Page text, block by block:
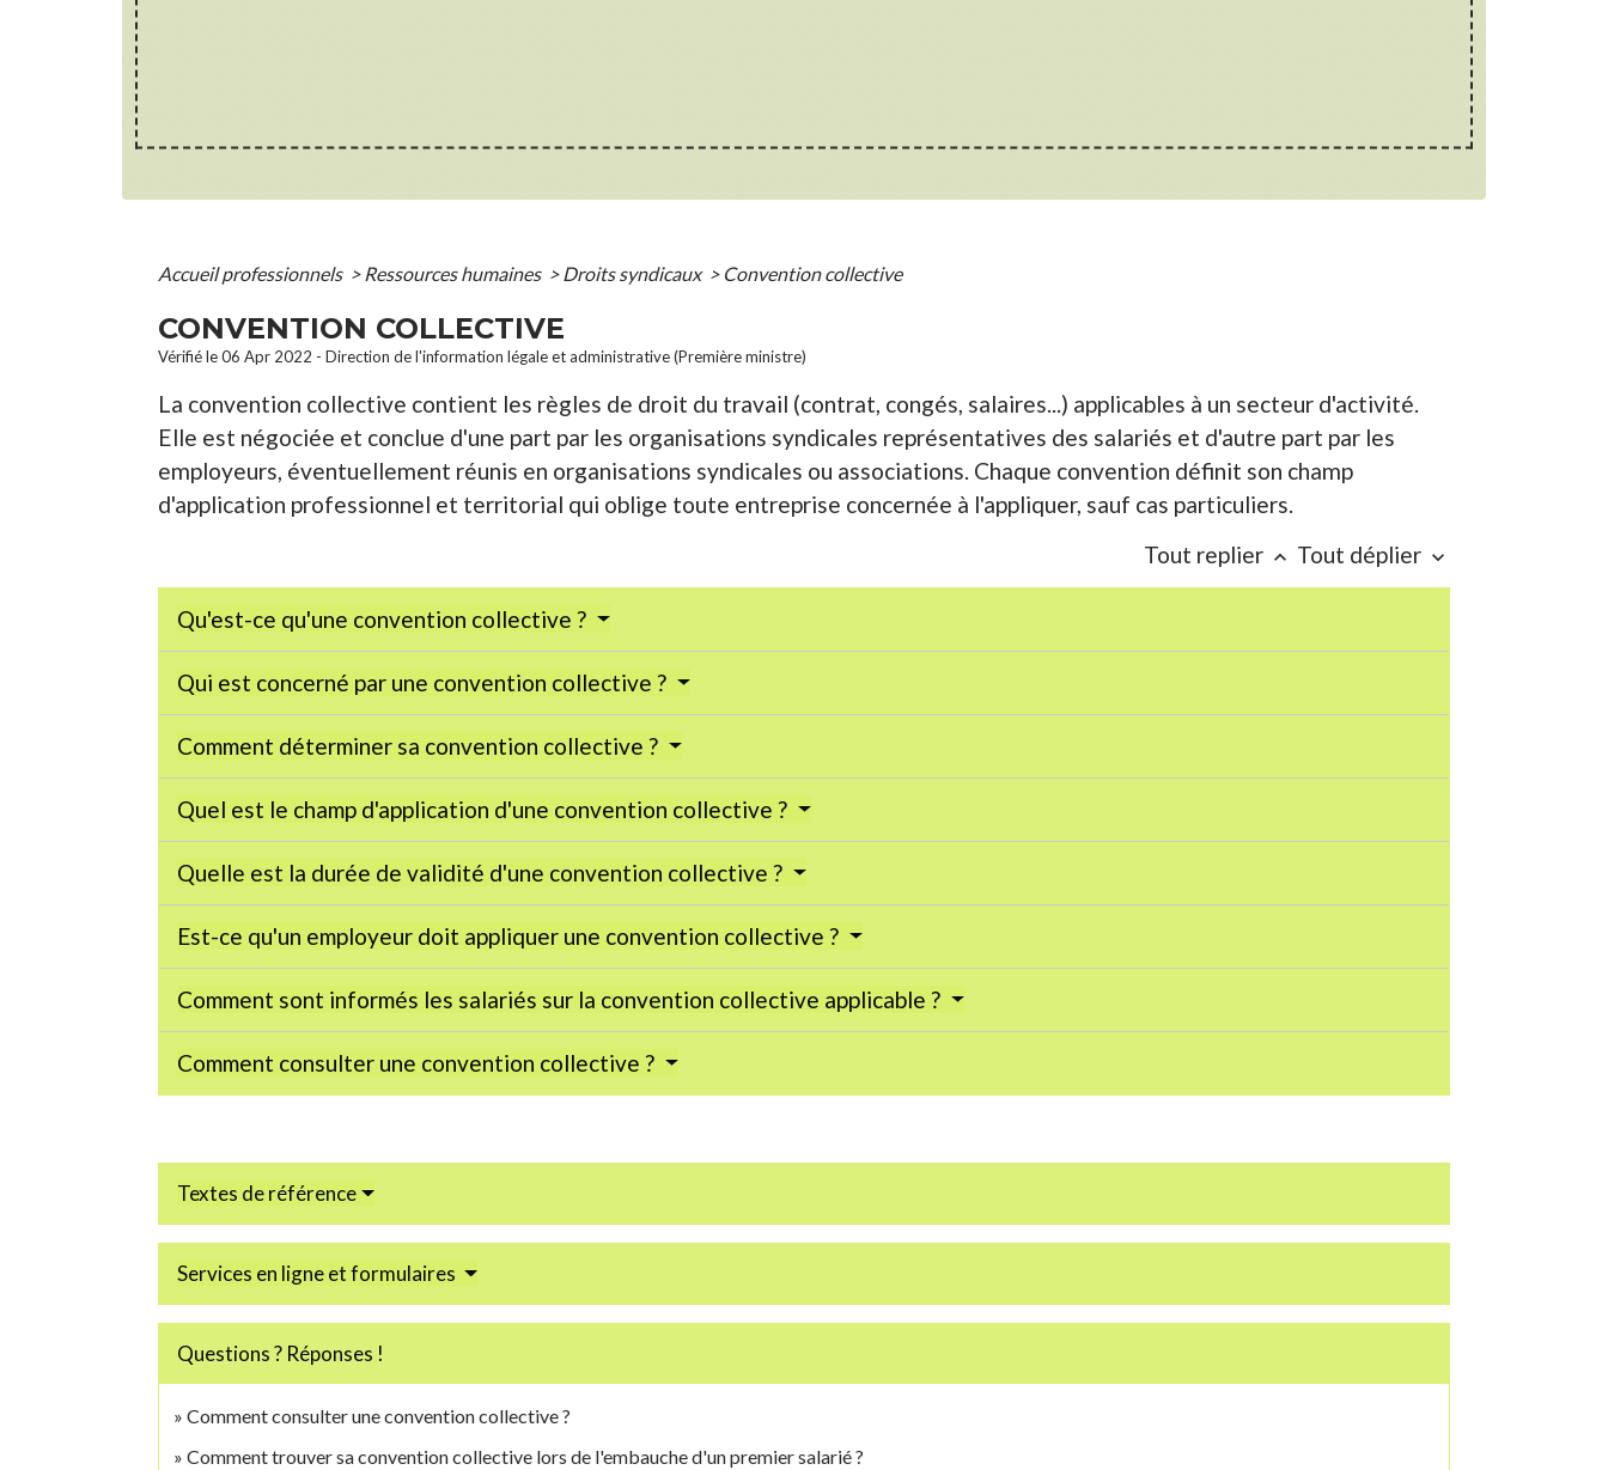
Accueil professionnels > Ressources humaines > Droits syndicaux > Convention collective
CONVENTION COLLECTIVE
Vérifié le 06 Apr 2022 - Direction de l'information légale et administrative (Première ministre)
La convention collective contient les règles de droit du travail (contrat, congés, salaires...) applicables à un secteur d'activité.
Elle est négociée et conclue d'une part par les organisations syndicales représentatives des salariés et d'autre part par les
employeurs, éventuellement réunis en organisations syndicales ou associations. Chaque convention définit son champ
d'application professionnel et territorial qui oblige toute entreprise concernée à l'appliquer, sauf cas particuliers.
Tout replier keyboard_arrow_up Tout déplier keyboard_arrow_down
Qu'est-ce qu'une convention collective ?
Qui est concerné par une convention collective ?
Comment déterminer sa convention collective ?
Quel est le champ d'application d'une convention collective ?
Quelle est la durée de validité d'une convention collective ?
Est-ce qu'un employeur doit appliquer une convention collective ?
Comment sont informés les salariés sur la convention collective applicable ?
Comment consulter une convention collective ?
Textes de référence
Services en ligne et formulaires
Questions ? Réponses !
Comment consulter une convention collective ?
Comment trouver sa convention collective lors de l'embauche d'un premier salarié ?